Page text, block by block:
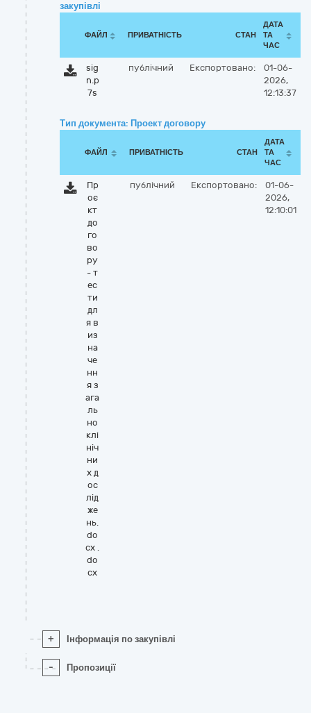
закупівлі
ФАЙЛ ПРИВАТНІСТЬ СТАН
ДАТА
ТА
ЧАС
sig
n.p
7s
публічний Експортовано:
01-06-
2026,
12:13:37
Тип документа: Проект договору
ФАЙЛ ПРИВАТНІСТЬ СТАН
ДАТА
ТА
ЧАС
Пр
оє
кт
до
го
во
ру
- т
ес
ти
дл
я в
из
на
че
нн
я з
ага
ль
но
клі
ніч
ни
х д
ос
лід
же
нь.
do
cx .
do
cx
публічний Експортовано:
01-06-
2026,
12:10:01
+ Інформація по закупівлі
- Пропозиції